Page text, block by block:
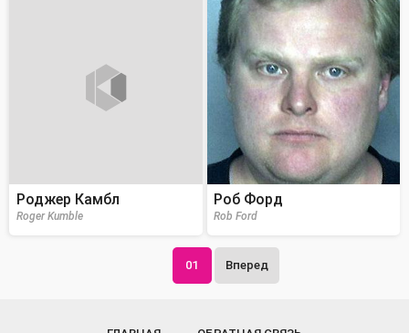
Роджер Камбл
Roger Kumble
Роб Форд
Rob Ford
01 Вперед